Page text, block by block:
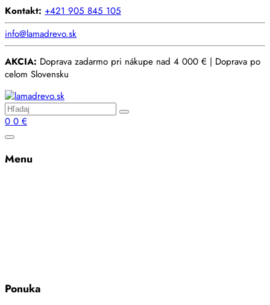
Kontakt: +421 905 845 105
info@lamadrevo.sk
AKCIA: Doprava zadarmo pri nákupe nad 4 000 € | Doprava po
celom Slovensku
0 0 €
Menu
Ponuka